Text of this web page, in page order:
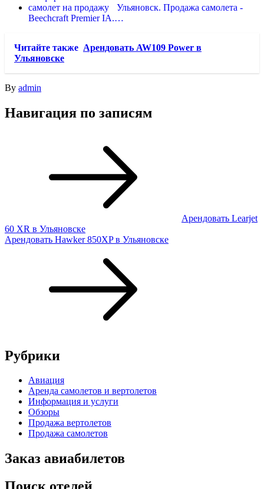
Ульяновск. Продажа самолета -
Beechcraft Premier IA.…
Читайте также Арендовать AW109 Power в
Ульяновске
By admin
Навигация по записям
Арендовать Learjet
60 XR в Ульяновске
Арендовать Hawker 850XP в Ульяновске
Рубрики
Авиация
Аренда самолетов и вертолетов
Информация и услуги
Обзоры
Продажа вертолетов
Продажа самолетов
Заказ авиабилетов